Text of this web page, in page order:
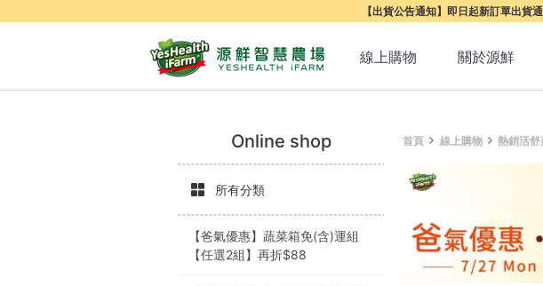
【出貨公告通知】即日起新訂單出貨
線上購物 關於源鮮
Online shop
所有分類
【爸氣優惠】蔬菜箱免(含)運組
【任選2組】再折$88
首頁 線上購物 熱銷活舒